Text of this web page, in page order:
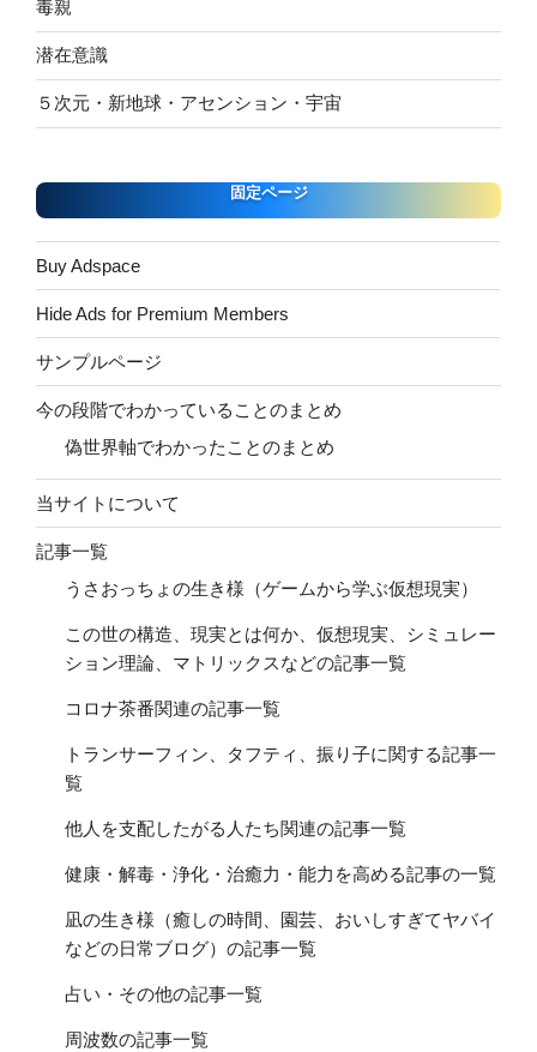
毒親
潜在意識
５次元・新地球・アセンション・宇宙
固定ページ
Buy Adspace
Hide Ads for Premium Members
サンプルページ
今の段階でわかっていることのまとめ
偽世界軸でわかったことのまとめ
当サイトについて
記事一覧
うさおっちょの生き様（ゲームから学ぶ仮想現実）
この世の構造、現実とは何か、仮想現実、シミュレー
ション理論、マトリックスなどの記事一覧
コロナ茶番関連の記事一覧
トランサーフィン、タフティ、振り子に関する記事一
覧
他人を支配したがる人たち関連の記事一覧
健康・解毒・浄化・治癒力・能力を高める記事の一覧
凪の生き様（癒しの時間、園芸、おいしすぎてヤバイ
などの日常ブログ）の記事一覧
占い・その他の記事一覧
周波数の記事一覧